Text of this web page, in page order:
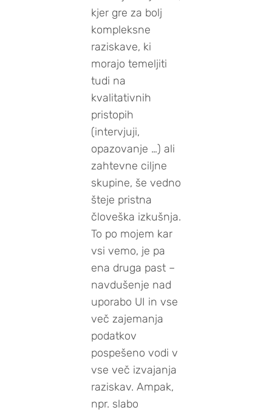
kjer gre za bolj
kompleksne
raziskave, ki
morajo temeljiti
tudi na
kvalitativnih
pristopih
(intervjuji,
opazovanje …) ali
zahtevne ciljne
skupine, še vedno
šteje pristna
človeška izkušnja.
To po mojem kar
vsi vemo, je pa
ena druga past –
navdušenje nad
uporabo UI in vse
več zajemanja
podatkov
pospešeno vodi v
vse več izvajanja
raziskav. Ampak,
npr. slabo